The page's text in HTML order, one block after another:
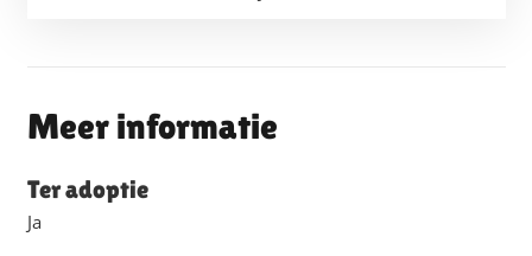
Meer informatie
Ter adoptie
Ja